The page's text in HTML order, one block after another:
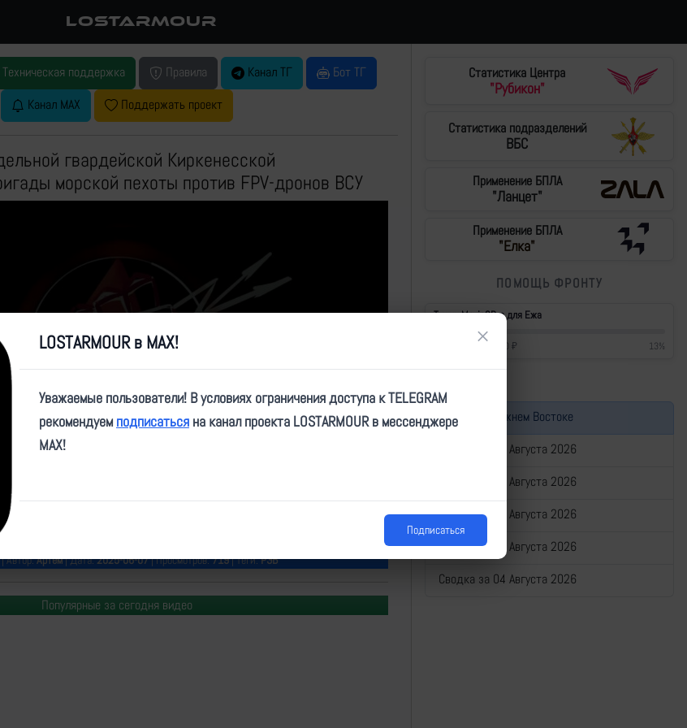
LOSTARMOUR
Техническая поддержка Правила Канал ТГ
Бот ТГ
Канал MAX
Поддержать проект
гвардейской Киркенесской
морской пехоты против FPV-дронов ВСУ
Play
Video
72878
Автор:Артем| Дата:2025-06-07| Просмотров:719| Теги:РЭБ
Популярные за сегодня видео
Статистика Центра
"Рубикон"
Статистика подразделений
ВБС
Применение БПЛА
"Ланцет"
Применение БПЛА
"Елка"
ПОМОЩЬ ФРОНТУ
Тушки Mavic3Pro для Ежа
430 000 ₽ 13%
Война на Ближнем Востоке
Сводка за 08 Августа 2026
Сводка за 07 Августа 2026
Сводка за 06 Августа 2026
Сводка за 05 Августа 2026
Сводка за 04 Августа 2026
LOSTARMOUR в MAX! ×
Уважаемые пользователи! В условиях ограничения доступа к TELEGRAM
рекомендуем подписаться на канал проекта LOSTARMOUR в мессенджере
MAX!
Подписаться